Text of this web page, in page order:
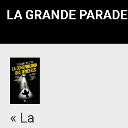
LA GRANDE PARADE
« La